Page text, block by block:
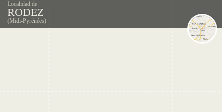
Localidad de
RODEZ
(Midi-Pyrénées)